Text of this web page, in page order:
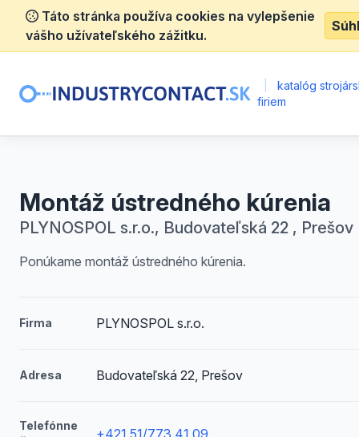
Táto stránka používa cookies na vylepšenie
vášho užívateľského zážitku.
katalóg
firiem
Montáž ústredného kúrenia
PLYNOSPOL s.r.o., Budovateľská 22 , Prešov
Ponúkame montáž ústredného kúrenia.
Firma PLYNOSPOL s.r.o.
Adresa Budovateľská 22, Prešov
Telefónne
+421 51/773 41 09